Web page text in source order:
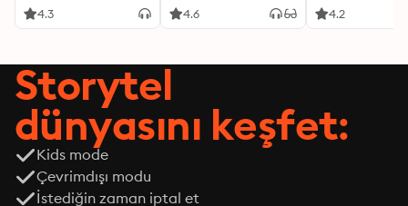
4.3 4.6 4.2
Storytel
dünyasını keşfet:
Kids mode
Çevrimdışı modu
İstediğin zaman iptal et